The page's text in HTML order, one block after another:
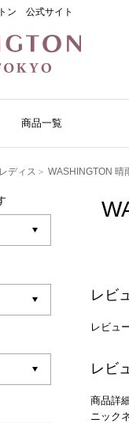
ン 公式サイト
商品一覧
ディス WASHINGTON 晴
レビ
レビュ
レビ
商品詳
ニック